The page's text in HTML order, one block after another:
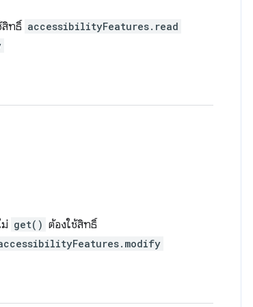
สิทธิ์ accessibilityFeatures.read
get() ต้องใช้สิทธิ์